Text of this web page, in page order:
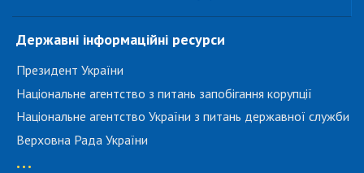
Державні інформаційні ресурси
Президент України
Національне агентство з питань запобігання корупції
Національне агентство України з питань державної служби
Верховна Рада України
...